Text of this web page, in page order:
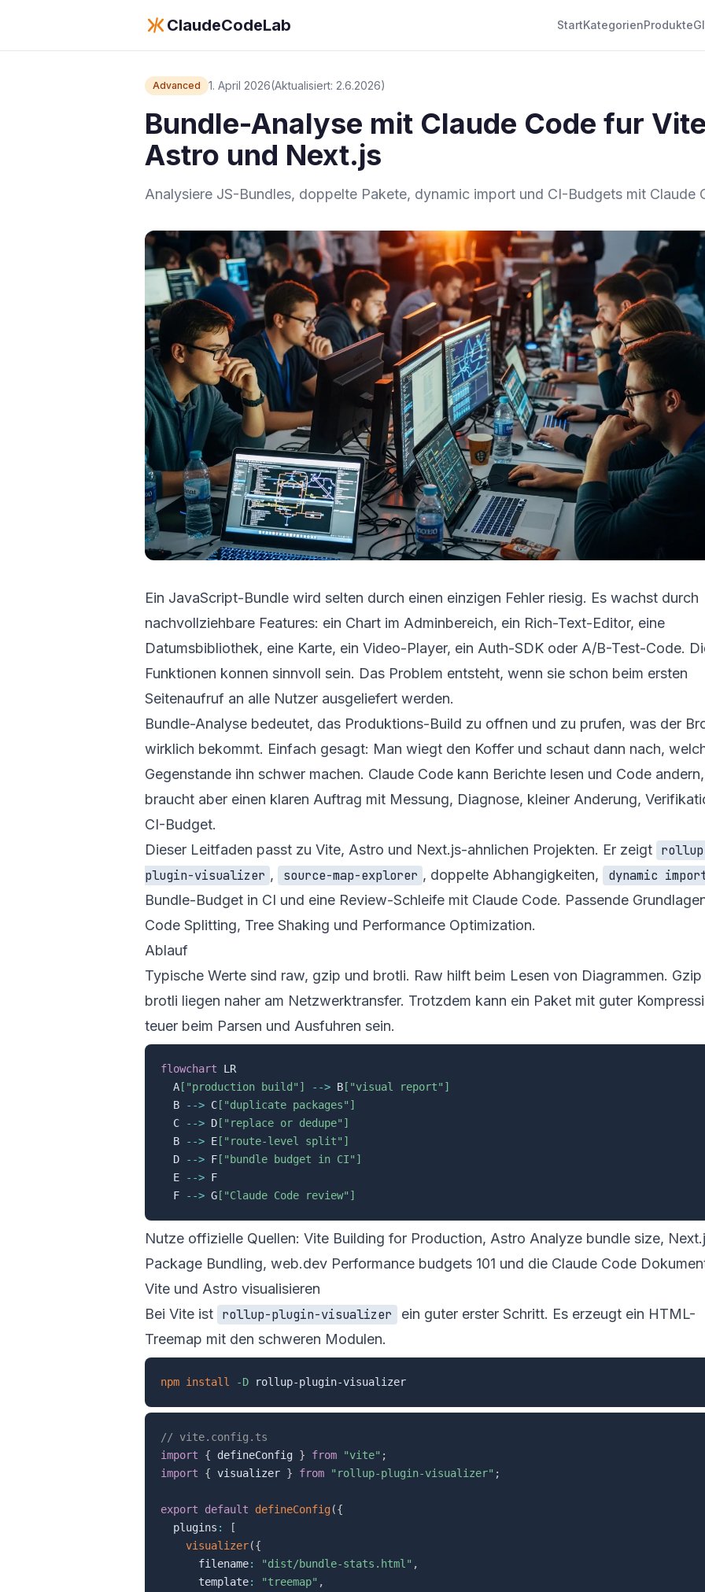
ClaudeCodeLab StartKategorienProdukte
Advanced 1. April 2026(Aktualisiert: 2.6.2026)
Bundle-Analyse mit Claude Code fur
Astro und Next.js
Analysiere JS-Bundles, doppelte Pakete, dynamic import und CI-Budgets mit Claude
Ein JavaScript-Bundle wird selten durch einen einzigen Fehler riesig. Es wachst durch
nachvollziehbare Features: ein Chart im Adminbereich, ein Rich-Text-Editor, eine
Datumsbibliothek, eine Karte, ein Video-Player, ein Auth-SDK oder A/B-Test-Code.
Funktionen konnen sinnvoll sein. Das Problem entsteht, wenn sie schon beim ersten
Seitenaufruf an alle Nutzer ausgeliefert werden.
Bundle-Analyse bedeutet, das Produktions-Build zu offnen und zu prufen, was der
wirklich bekommt. Einfach gesagt: Man wiegt den Koffer und schaut dann nach,
Gegenstande ihn schwer machen. Claude Code kann Berichte lesen und Code andern,
braucht aber einen klaren Auftrag mit Messung, Diagnose, kleiner Anderung,
CI-Budget.
Dieser Leitfaden passt zu Vite, Astro und Next.js-ahnlichen Projekten. Er zeigt
plugin-visualizer , source-map-explorer , doppelte Abhangigkeiten, dynamic
Bundle-Budget in CI und eine Review-Schleife mit Claude Code. Passende
Code Splitting, Tree Shaking und Performance Optimization.
Ablauf
Typische Werte sind raw, gzip und brotli. Raw hilft beim Lesen von Diagrammen. Gzip
brotli liegen naher am Netzwerktransfer. Trotzdem kann ein Paket mit guter
teuer beim Parsen und Ausfuhren sein.
flowchart LR
  A
["production build"] --> B ["visual report"]
  B
--> C ["duplicate packages"]
  C
--> D ["replace or dedupe"]
  B
--> E ["route-level split"]
  D
--> F ["bundle budget in CI"]
  E
--> F
  F
--> G ["Claude Code review"]
Nutze offizielle Quellen: Vite Building for Production, Astro Analyze bundle size,
Package Bundling, web.dev Performance budgets 101 und die Claude Code
Vite und Astro visualisieren
Bei Vite ist rollup-plugin-visualizer
ein guter erster Schritt. Es erzeugt ein HTML-
Treemap mit den schweren Modulen.
npm install -D
// vite.config.ts
import
{ defineConfig } from "vite" ;
import
{ visualizer } from "rollup-plugin-visualizer" ;
export default defineConfig({
  plugins
:
[
visualizer({
      filename
: "dist/bundle-stats.html" ,
      template
: "treemap" ,